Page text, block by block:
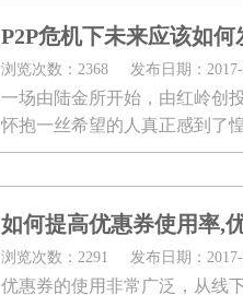
P2P危机下未来应该如何
发布日期：
浏览次数：2368
一场由陆金所开始，由红岭创
怀抱一丝希望的人真正感到了
&ldqu...
如何提高优惠券使用率,
发布日期：
浏览次数：2291
优惠券的使用非常广泛，从线